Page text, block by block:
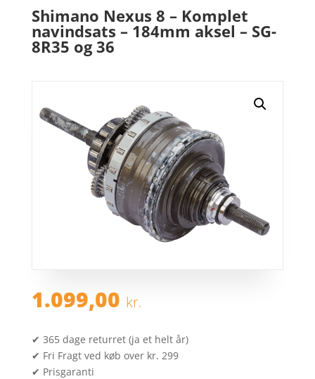
Shimano Nexus 8 – Komplet
navindsats – 184mm aksel – SG-
8R35 og 36
1.099,00 kr.
✔ 365 dage returret (ja et helt år)
✔ Fri Fragt ved køb over kr. 299
✔ Prisgaranti